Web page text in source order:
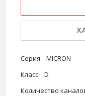
Серия MICRON
Класс D
Количество